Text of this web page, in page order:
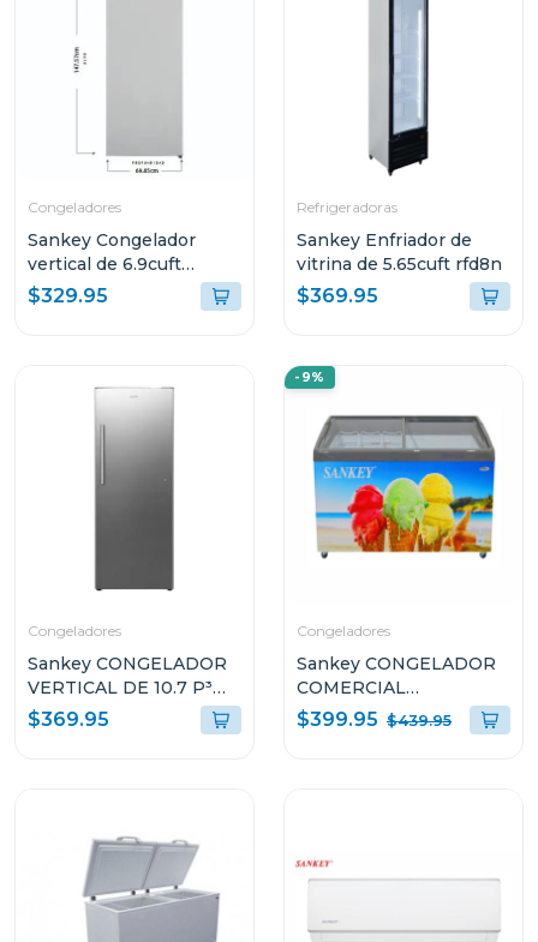
Congeladores
Sankey Congelador
vertical de 6.9cuft
rfc706
$329.95
Refrigeradoras
Sankey Enfriador de
vitrina de 5.65cuft rfd8n
$369.95
Congeladores
Sankey CONGELADOR
VERTICAL DE 10.7 P³
RFC1301
$369.95
-9%
Congeladores
Sankey CONGELADOR
COMERCIAL
HORIZONTAL DE 10.7P³
G1177
$399.95 $439.95